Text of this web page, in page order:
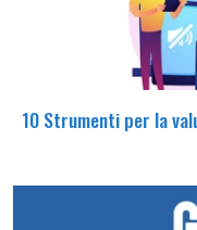
10 Strumenti per la